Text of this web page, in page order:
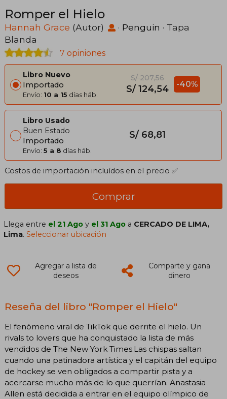
Romper el Hielo
Hannah Grace (Autor) · Penguin · Tapa
Blanda
7 opiniones
Libro Nuevo
Importado
Envío: 10 a 15 días háb.
S/ 207,56
S/ 124,54 -40%
Libro Usado
Buen Estado
Importado
Envío: 5 a 8 días háb.
S/ 68,81
Costos de importación incluídos en el precio ✅
Comprar
Llega entre el 21 Ago y el 31 Ago a CERCADO DE LIMA,
Lima.Seleccionar ubicación
Agregar a lista de
deseos
Comparte y gana
dinero
Reseña del libro "Romper el Hielo"
El fenómeno viral de TikTok que derrite el hielo. Un
rivals to lovers que ha conquistado la lista de más
vendidos de The New York Times.Las chispas saltan
cuando una patinadora artística y el capitán del equipo
de hockey se ven obligados a compartir pista y a
acercarse mucho más de lo que querrían. Anastasia
Allen está decidida a entrar en el equipo olímpico de